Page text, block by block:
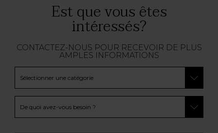
Est que vous êtes
intéressés?
CONTACTEZ-NOUS POUR RECEVOIR DE PLUS
AMPLES INFORMATIONS